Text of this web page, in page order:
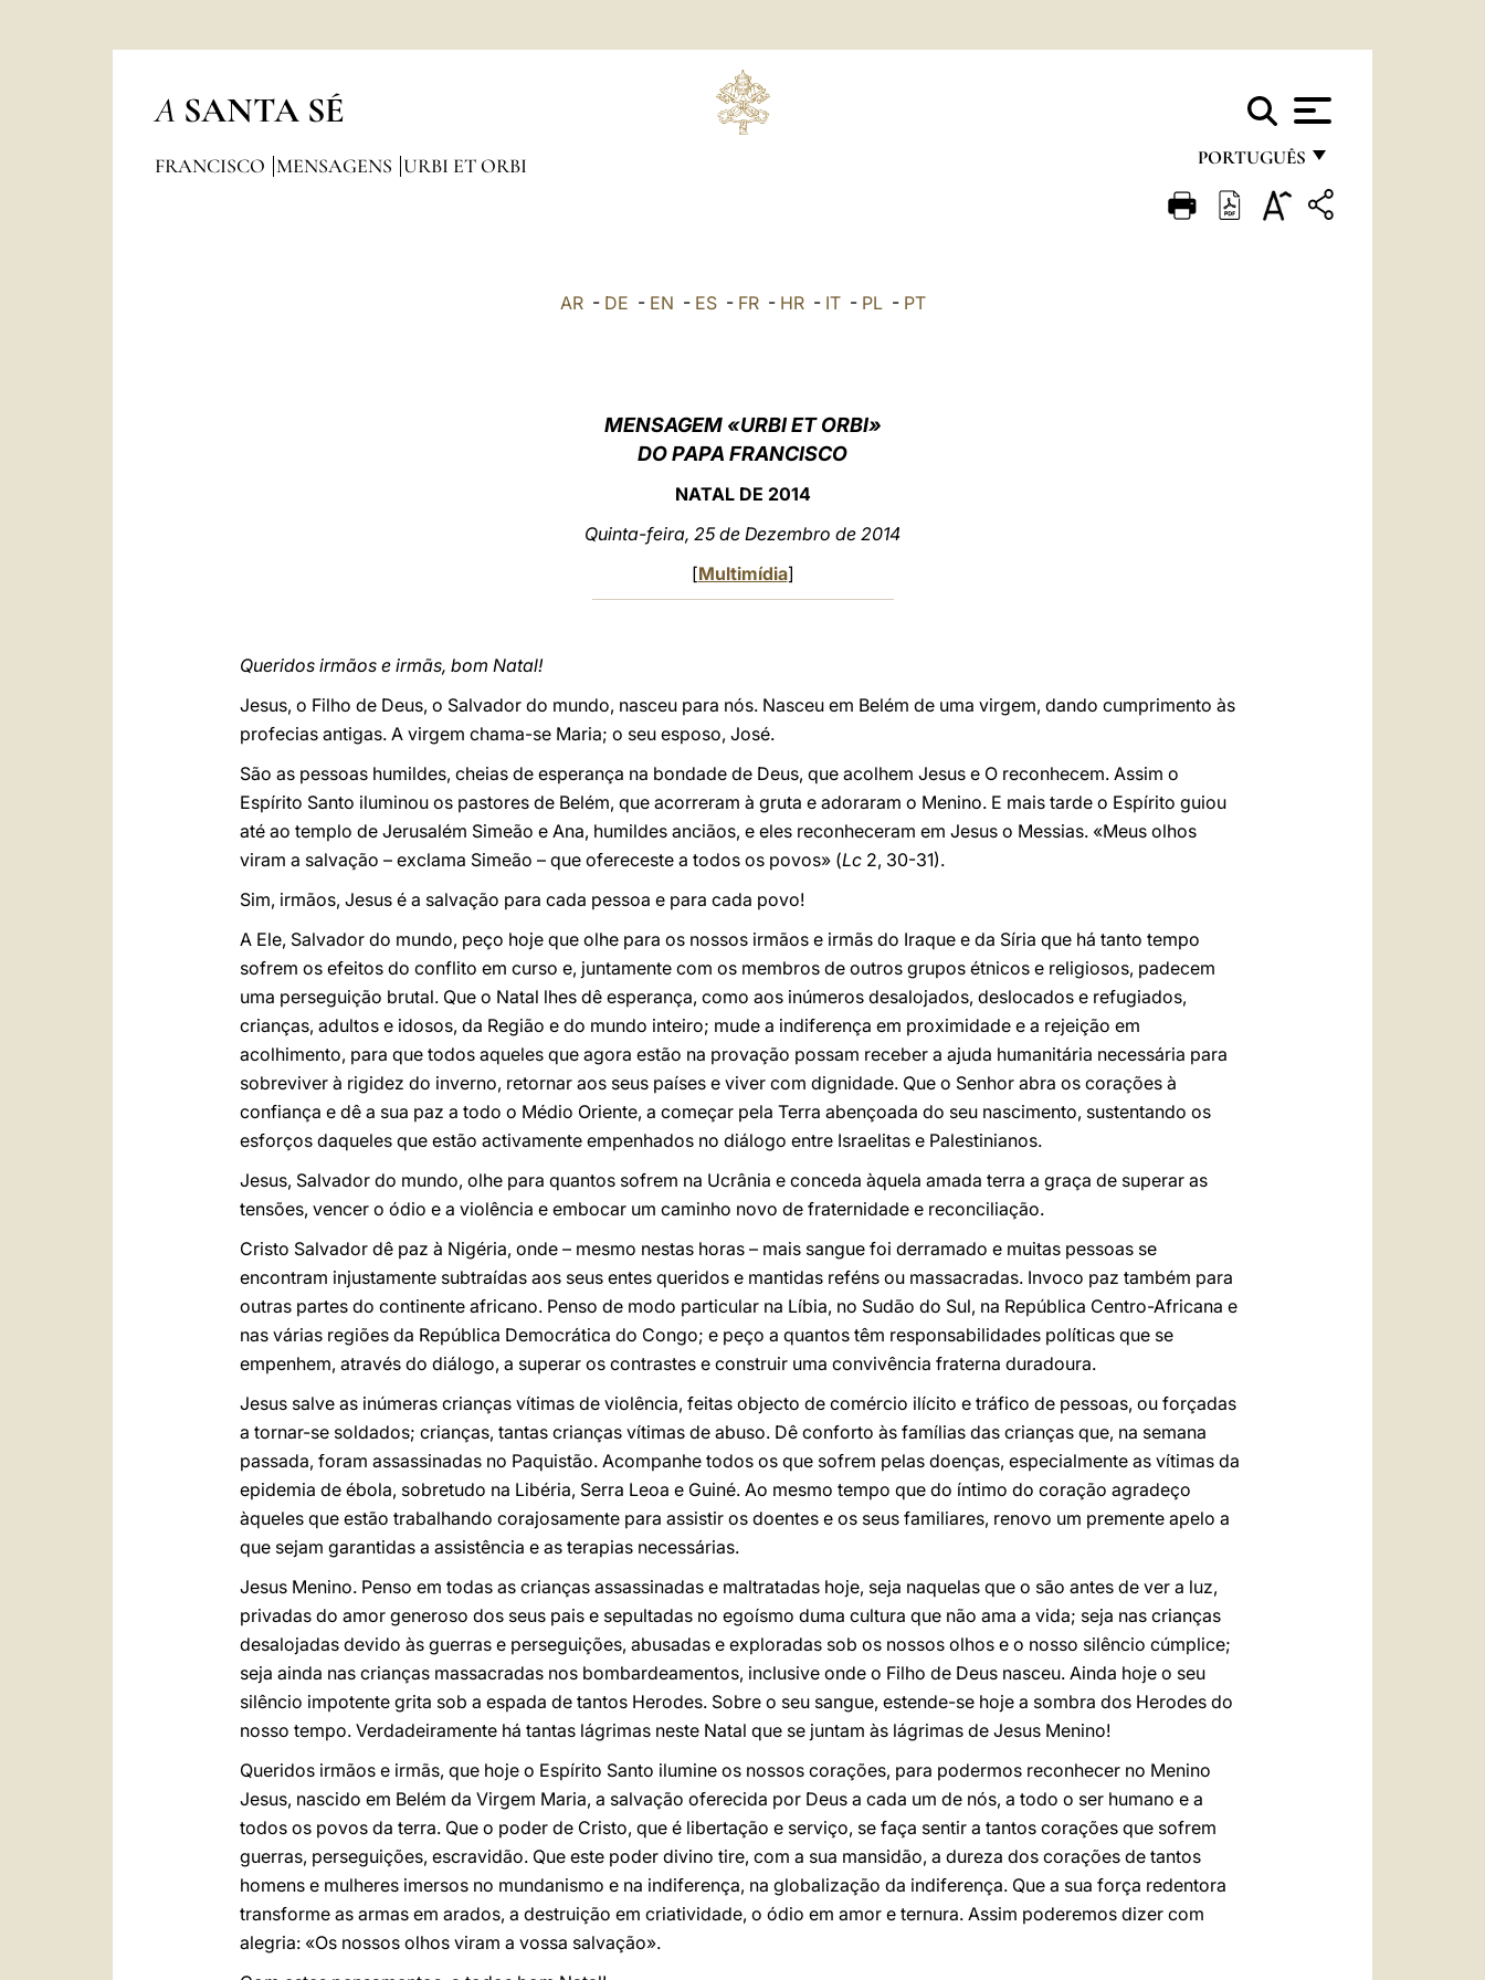
A SANTA SÉ
PORTUGUÊS
FRANÇAIS
FRANCISCO MENSAGENS URBI ET ORBI
AR- DE - EN - ES- FR- HR- IT- PL- PT
MENSAGEM «URBI ET ORBI»
DO PAPA FRANCISCO
NATAL DE 2014
Quinta-feira, 25 de Dezembro de 2014
[Multimídia]
Queridos irmãos e irmãs, bom Natal!
Jesus, o Filho de Deus, o Salvador do mundo, nasceu para nós. Nasceu em Belém de uma virgem, dando cumprimento às
profecias antigas. A virgem chama-se Maria; o seu esposo, José.
São as pessoas humildes, cheias de esperança na bondade de Deus, que acolhem Jesus e O reconhecem. Assim o
Espírito Santo iluminou os pastores de Belém, que acorreram à gruta e adoraram o Menino. E mais tarde o Espírito guiou
até ao templo de Jerusalém Simeão e Ana, humildes anciãos, e eles reconheceram em Jesus o Messias. «Meus olhos
viram a salvação – exclama Simeão – que ofereceste a todos os povos» (Lc 2, 30-31).
Sim, irmãos, Jesus é a salvação para cada pessoa e para cada povo!
A Ele, Salvador do mundo, peço hoje que olhe para os nossos irmãos e irmãs do Iraque e da Síria que há tanto tempo
sofrem os efeitos do conflito em curso e, juntamente com os membros de outros grupos étnicos e religiosos, padecem
uma perseguição brutal. Que o Natal lhes dê esperança, como aos inúmeros desalojados, deslocados e refugiados,
crianças, adultos e idosos, da Região e do mundo inteiro; mude a indiferença em proximidade e a rejeição em
acolhimento, para que todos aqueles que agora estão na provação possam receber a ajuda humanitária necessária para
sobreviver à rigidez do inverno, retornar aos seus países e viver com dignidade. Que o Senhor abra os corações à
confiança e dê a sua paz a todo o Médio Oriente, a começar pela Terra abençoada do seu nascimento, sustentando os
esforços daqueles que estão activamente empenhados no diálogo entre Israelitas e Palestinianos.
Jesus, Salvador do mundo, olhe para quantos sofrem na Ucrânia e conceda àquela amada terra a graça de superar as
tensões, vencer o ódio e a violência e embocar um caminho novo de fraternidade e reconciliação.
Cristo Salvador dê paz à Nigéria, onde – mesmo nestas horas – mais sangue foi derramado e muitas pessoas se
encontram injustamente subtraídas aos seus entes queridos e mantidas reféns ou massacradas. Invoco paz também para
outras partes do continente africano. Penso de modo particular na Líbia, no Sudão do Sul, na República Centro-Africana e
nas várias regiões da República Democrática do Congo; e peço a quantos têm responsabilidades políticas que se
empenhem, através do diálogo, a superar os contrastes e construir uma convivência fraterna duradoura.
Jesus salve as inúmeras crianças vítimas de violência, feitas objecto de comércio ilícito e tráfico de pessoas, ou forçadas
a tornar-se soldados; crianças, tantas crianças vítimas de abuso. Dê conforto às famílias das crianças que, na semana
passada, foram assassinadas no Paquistão. Acompanhe todos os que sofrem pelas doenças, especialmente as vítimas da
epidemia de ébola, sobretudo na Libéria, Serra Leoa e Guiné. Ao mesmo tempo que do íntimo do coração agradeço
àqueles que estão trabalhando corajosamente para assistir os doentes e os seus familiares, renovo um premente apelo a
que sejam garantidas a assistência e as terapias necessárias.
Jesus Menino. Penso em todas as crianças assassinadas e maltratadas hoje, seja naquelas que o são antes de ver a luz,
privadas do amor generoso dos seus pais e sepultadas no egoísmo duma cultura que não ama a vida; seja nas crianças
desalojadas devido às guerras e perseguições, abusadas e exploradas sob os nossos olhos e o nosso silêncio cúmplice;
seja ainda nas crianças massacradas nos bombardeamentos, inclusive onde o Filho de Deus nasceu. Ainda hoje o seu
silêncio impotente grita sob a espada de tantos Herodes. Sobre o seu sangue, estende-se hoje a sombra dos Herodes do
nosso tempo. Verdadeiramente há tantas lágrimas neste Natal que se juntam às lágrimas de Jesus Menino!
Queridos irmãos e irmãs, que hoje o Espírito Santo ilumine os nossos corações, para podermos reconhecer no Menino
Jesus, nascido em Belém da Virgem Maria, a salvação oferecida por Deus a cada um de nós, a todo o ser humano e a
todos os povos da terra. Que o poder de Cristo, que é libertação e serviço, se faça sentir a tantos corações que sofrem
guerras, perseguições, escravidão. Que este poder divino tire, com a sua mansidão, a dureza dos corações de tantos
homens e mulheres imersos no mundanismo e na indiferença, na globalização da indiferença. Que a sua força redentora
transforme as armas em arados, a destruição em criatividade, o ódio em amor e ternura. Assim poderemos dizer com
alegria: «Os nossos olhos viram a vossa salvação».